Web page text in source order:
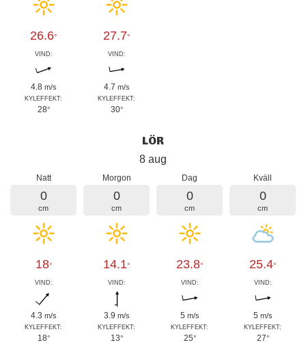
26.6°
VIND:
4.8 m/s
KYLEFFEKT:
28°
27.7°
VIND:
4.7 m/s
KYLEFFEKT:
30°
LÖR
8 aug
Natt
0
cm
18°
VIND:
4.3 m/s
KYLEFFEKT:
18°
Morgon
0
cm
14.1°
VIND:
3.9 m/s
KYLEFFEKT:
13°
Dag
0
cm
23.8°
VIND:
5 m/s
KYLEFFEKT:
25°
Kväll
0
cm
25.4°
VIND:
5 m/s
KYLEFFEKT:
27°